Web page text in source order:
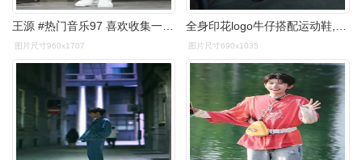
图片尺寸960x1707 图片尺寸690x1035